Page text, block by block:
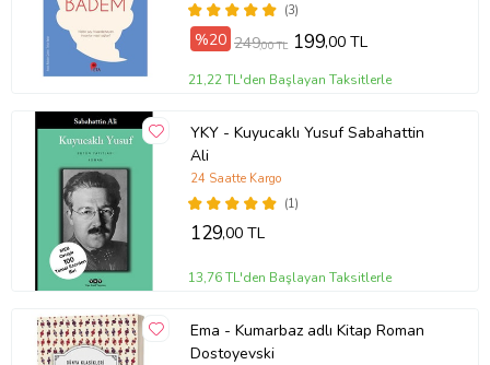
(3)
%20 249,00 TL 199,00 TL
21,22 TL'den Başlayan Taksitlerle
YKY - Kuyucaklı Yusuf Sabahattin
Ali
(1)
24 Saatte Kargo
129,00 TL
13,76 TL'den Başlayan Taksitlerle
Ema - Kumarbaz adlı Kitap Roman
Dostoyevski